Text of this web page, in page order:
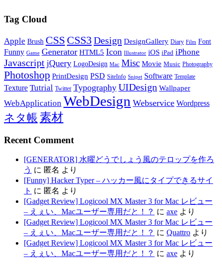
Tag Cloud
Apple Brush CSS CSS3 Design DesignGallery Diary Film Font
Funny Game Generator HTML5 Icon Illustrator iOS iPad iPhone
Javascript jQuery LogoDesign Mac Misc Movie Music Photography
Photoshop PrintDesign PSD SiteInfo Snipet Software Template
Texture Tutrial Twitter Typography UIDesign Wallpaper
WebApplication WebDesign Webservice Wordpress
ネタ帳 素材
Recent Comment
[GENERATOR] 水曜どうでしょう風のテロップを作ろ
う に 匿名 より
[Funny] Hacker Typer – ハッカー風にタイプできるサイ
ト に 匿名 より
[Gadget Review] Logicool MX Master 3 for Mac レビュー
– えぇい、Macユーザー専用だと！？ に axe より
[Gadget Review] Logicool MX Master 3 for Mac レビュー
– えぇい、Macユーザー専用だと！？ に Quattro より
[Gadget Review] Logicool MX Master 3 for Mac レビュー
– えぇい、Macユーザー専用だと！？ に axe より